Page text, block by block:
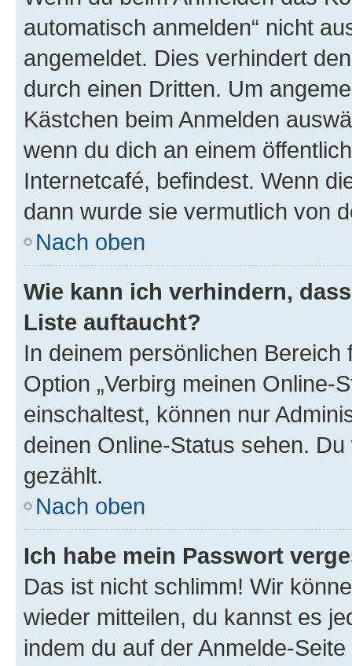
automatisch anmelden“ nicht
angemeldet. Dies verhindert
durch einen Dritten. Um
Kästchen beim Anmelden
wenn du dich an einem
Internetcafé, befindest. Wenn
dann wurde sie vermutlich von
Nach oben
Wie kann ich verhindern,
Liste auftaucht?
In deinem persönlichen
Option „Verbirg meinen Online-
einschaltest, können nur
deinen Online-Status sehen.
gezählt.
Nach oben
Ich habe mein Passwort
Das ist nicht schlimm! Wir
wieder mitteilen, du kannst es
indem du auf der Anmelde-